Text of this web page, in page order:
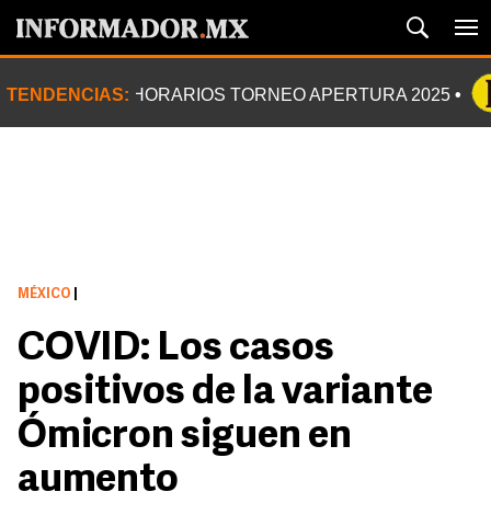
TENDENCIAS: HORARIOS TORNEO APERTURA 2025
MÉXICO
COVID: Los casos
positivos de la variante
Ómicron siguen en
aumento